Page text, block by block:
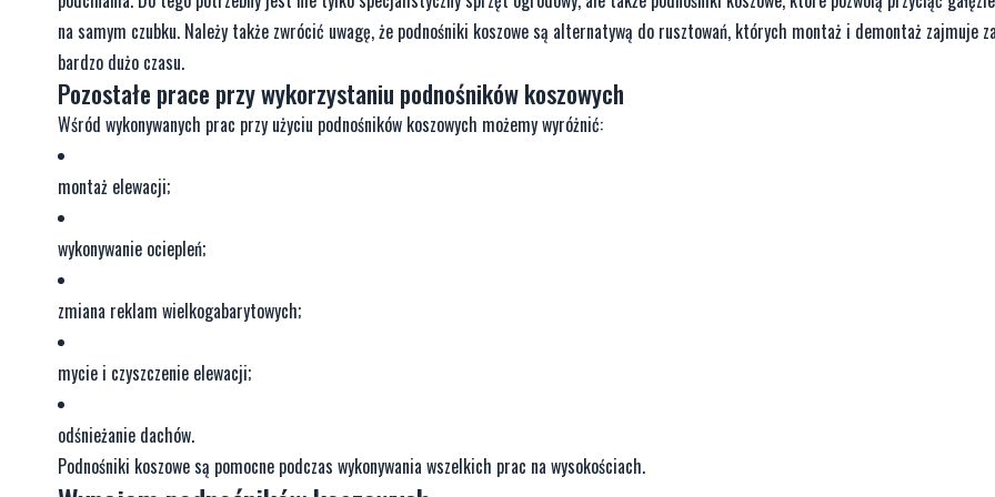
na samym czubku. Należy także zwrócić uwagę, że podnośniki koszowe są alternatywą do rusztowań, których montaż i demontaż zajmuje
bardzo dużo czasu.
Pozostałe prace przy wykorzystaniu podnośników koszowych
Wśród wykonywanych prac przy użyciu podnośników koszowych możemy wyróżnić:
montaż elewacji;
wykonywanie ociepleń;
zmiana reklam wielkogabarytowych;
mycie i czyszczenie elewacji;
odśnieżanie dachów.
Podnośniki koszowe są pomocne podczas wykonywania wszelkich prac na wysokościach.